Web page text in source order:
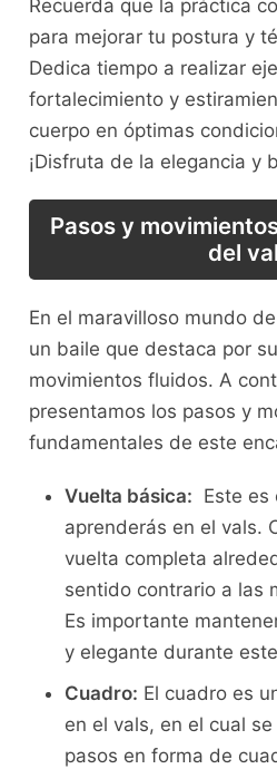
Recuerda que ‌la práctica
para mejorar ​tu​ postura y
Dedica tiempo⁣ a realizar
fortalecimiento y
cuerpo en óptimas
¡Disfruta de la elegancia y
Pasos y
del
En el maravilloso mundo‍
un baile que destaca por
movimientos fluidos. A
presentamos los‌ pasos y
fundamentales de este
Vuelta básica:
Este
aprenderás ‍en el vals.
vuelta⁤ completa
sentido contrario a las
Es importante
y elegante durante
Cuadro: El ⁤cuadro ​es
‍en el vals, en el cual
pasos en forma de